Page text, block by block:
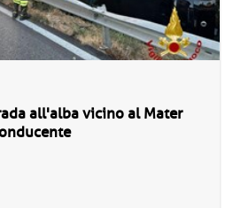
all'alba vicino al Mater